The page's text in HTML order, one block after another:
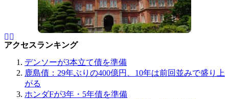
アクセスランキング
デンソーが3本立て債を準備
鹿島債：29年ぶりの400億円、10年は前回並みで盛り上
がる
ホンダFが3年・5年債を準備